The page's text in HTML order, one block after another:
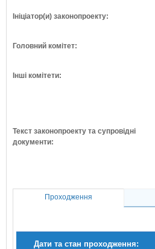
Ініціатор(и) законопроекту:
Головний комітет:
Інші комітети:
Текст законопроекту та супровідні
документи:
Проходження
Дати та стан проходження: